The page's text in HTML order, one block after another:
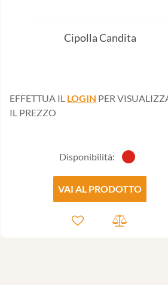
Cipolla Candita
EFFETTUA IL LOGIN PER
IL PREZZO
Disponibilità:
VAI AL PRODOTTO